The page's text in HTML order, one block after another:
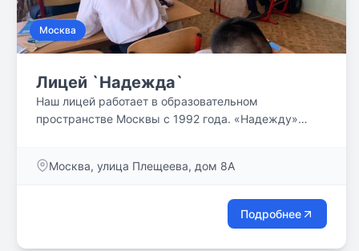
Москва
Лицей `Надежда`
Наш лицей работает в образовательном
пространстве Москвы с 1992 года. «Надежду»
детей. Лицей «Надежда» реализует основные
начального общего образования, основного общего
образования и дополнительного образования.
Москва, улица Плещеева, дом 8А
Подробнее